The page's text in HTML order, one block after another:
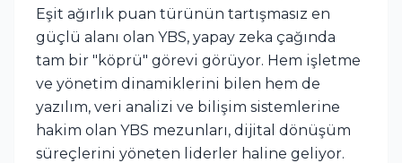
Eşit ağırlık puan türünün tartışmasız en
güçlü alanı olan YBS, yapay zeka çağında
tam bir "köprü" görevi görüyor. Hem işletme
ve yönetim dinamiklerini bilen hem de
yazılım, veri analizi ve bilişim sistemlerine
hakim olan YBS mezunları, dijital dönüşüm
süreçlerini yöneten liderler haline geliyor.